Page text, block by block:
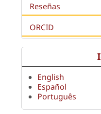
Reseñas
ORCID
English
Español
Português